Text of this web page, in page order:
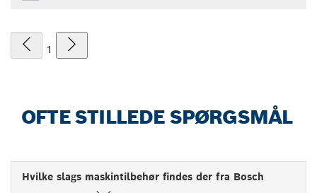
1
OFTE STILLEDE SPØRGSMÅL
Hvilke slags maskintilbehør findes der fra Bosch